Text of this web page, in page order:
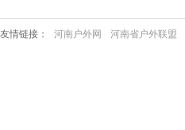
友情链接： 河南户外网 河南省户外联盟